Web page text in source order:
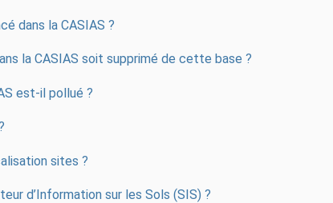
dans la CASIAS ?
la CASIAS soit supprimé de cette base ?
est-il pollué ?
sites ?
d’Information sur les Sols (SIS) ?